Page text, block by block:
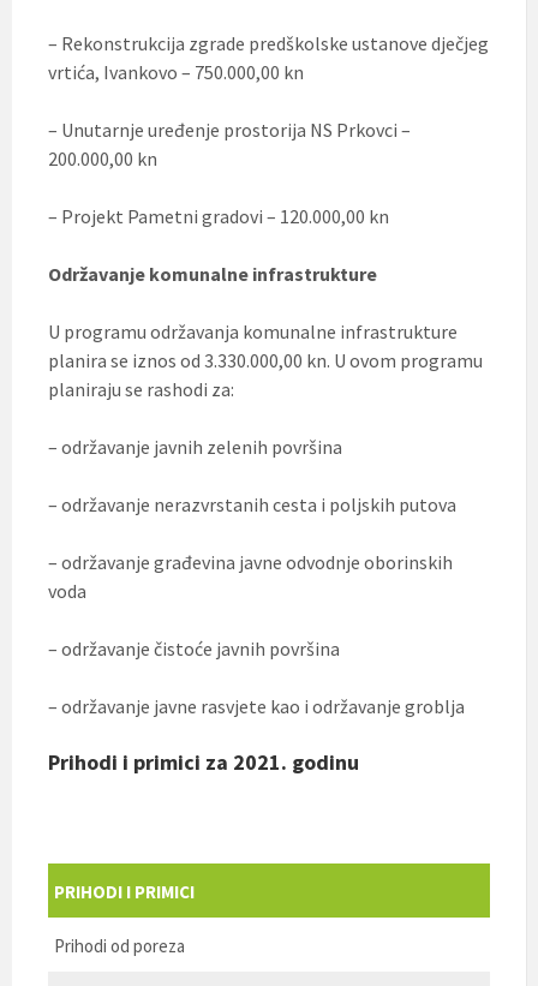
– Rekonstrukcija zgrade predškolske ustanove dječjeg
vrtića, Ivankovo – 750.000,00 kn
– Unutarnje uređenje prostorija NS Prkovci –
200.000,00 kn
– Projekt Pametni gradovi – 120.000,00 kn
Održavanje komunalne infrastrukture
U programu održavanja komunalne infrastrukture
planira se iznos od 3.330.000,00 kn. U ovom programu
planiraju se rashodi za:
– održavanje javnih zelenih površina
– održavanje nerazvrstanih cesta i poljskih putova
– održavanje građevina javne odvodnje oborinskih
voda
– održavanje čistoće javnih površina
– održavanje javne rasvjete kao i održavanje groblja
Prihodi i primici za 2021. godinu
PRIHODI I PRIMICI
Prihodi od poreza